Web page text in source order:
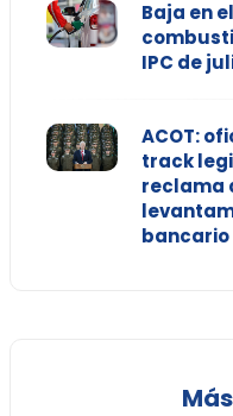
Baja en
IPC de
ACOT:
track
reclama
bancario